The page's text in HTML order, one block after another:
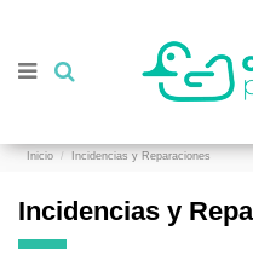
Inicio Incidencias y Reparaciones
Incidencias y